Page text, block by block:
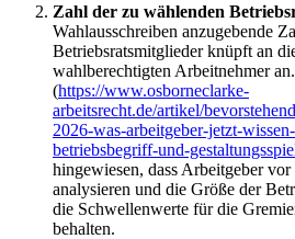
Zahl der zu wählenden
Wahlausschreiben anzugebende
Betriebsratsmitglieder knüpft an
wahlberechtigten Arbeitnehmer
(https://www.osborneclarke-
arbeitsrecht.de/artikel/
2026-was-arbeitgeber-jetzt-
betriebsbegriff-und-
hingewiesen, dass Arbeitgeber
analysieren und die Größe der
die Schwellenwerte für die
behalten.